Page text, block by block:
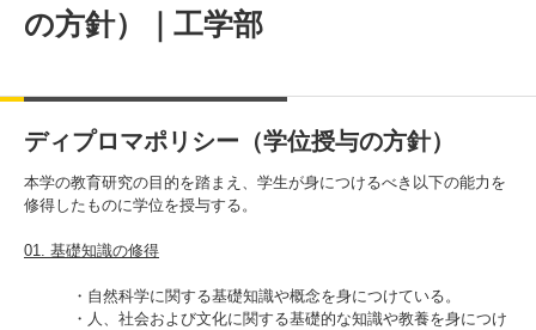
学部・大学院
研究・産学連携
キャンパス
の方針）｜工学部
ディプロマポリシー（学位授与の方針）
本学の教育研究の目的を踏まえ、学生が身につけるべき以下の能力を
修得したものに学位を授与する。
01. 基礎知識の修得
・自然科学に関する基礎知識や概念を身につけている。
・人、社会および文化に関する基礎的な知識や教養を身につけ